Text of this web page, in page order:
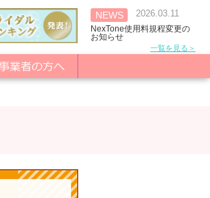
NEWS 2026.03.11
NexTone使用料規程変更の
お知らせ
一覧を見る＞